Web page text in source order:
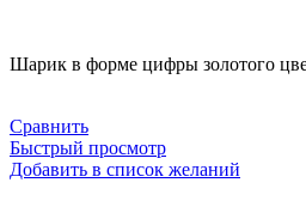
Шарик в форме цифры золотого
Сравнить
Быстрый просмотр
Добавить в список желаний